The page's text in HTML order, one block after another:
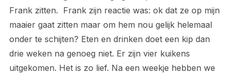
Frank zitten. Frank zijn reactie was: ok dat ze op mijn
maaier gaat zitten maar om hem nou gelijk helemaal
onder te schijten? Eten en drinken doet een kip dan
drie weken na genoeg niet. Er zijn vier kuikens
uitgekomen. Het is zo lief. Na een weekje hebben we